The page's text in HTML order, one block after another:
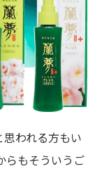
われる方もい
らもそういうご